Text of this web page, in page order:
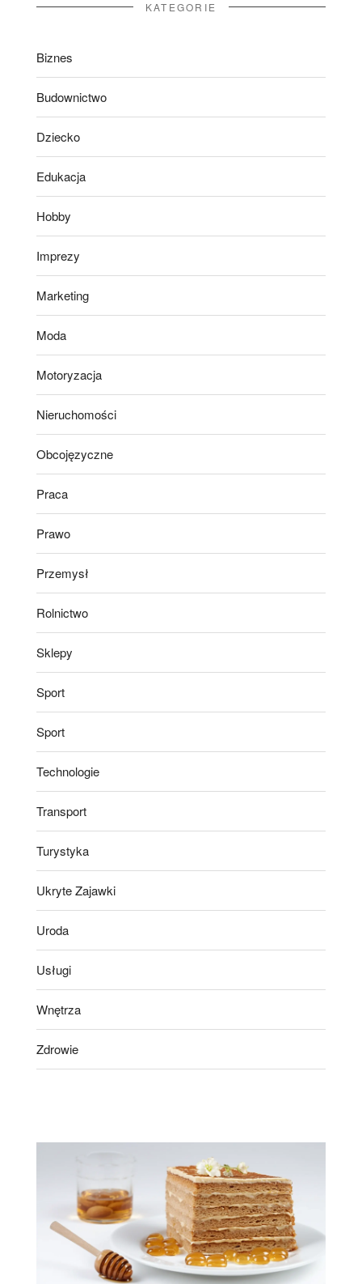
KATEGORIE
Biznes
Budownictwo
Dziecko
Edukacja
Hobby
Imprezy
Marketing
Moda
Motoryzacja
Nieruchomości
Obcojęzyczne
Praca
Prawo
Przemysł
Rolnictwo
Sklepy
Sport
Sport
Technologie
Transport
Turystyka
Ukryte Zajawki
Uroda
Usługi
Wnętrza
Zdrowie